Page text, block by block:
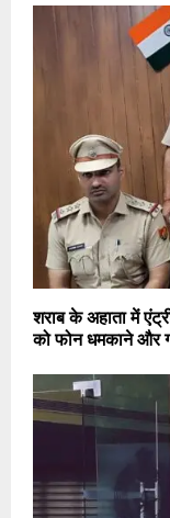
शराब के अहाता में
को फोन धमकाने और